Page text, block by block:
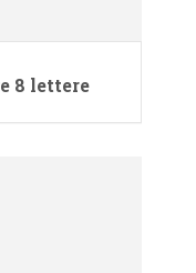
8 lettere